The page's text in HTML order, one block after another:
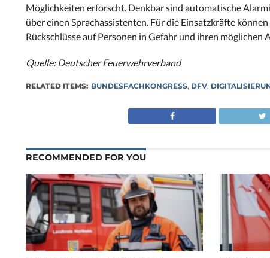
Möglichkeiten erforscht. Denkbar sind automatische
über einen Sprachassistenten. Für die Einsatzkräfte
Rückschlüsse auf Personen in Gefahr und ihren möglichen
Quelle: Deutscher Feuerwehrverband
RELATED ITEMS: BUNDESFACHKONGRESS, DFV,
RECOMMENDED FOR YOU